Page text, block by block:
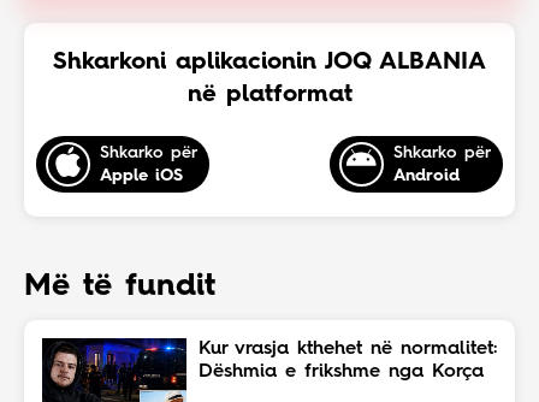
Shkarkoni aplikacionin JOQ ALBANIA
në platformat
Shkarko për
Apple iOS
Shkarko për
Android
Më të fundit
Kur vrasja kthehet në normalitet:
Dëshmia e frikshme nga Korça